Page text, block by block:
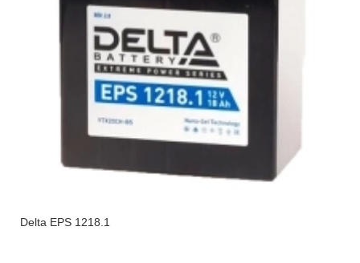
Delta EPS 1218.1